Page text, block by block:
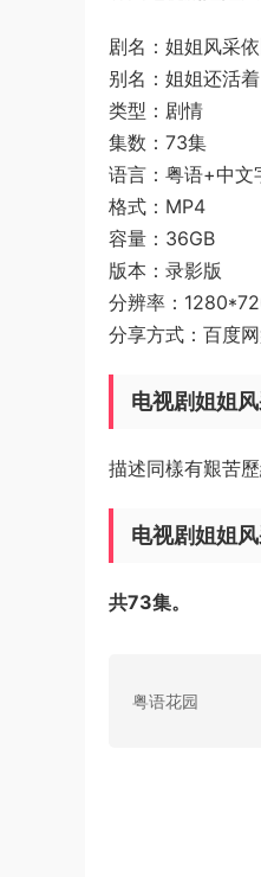
剧名：姐姐风采
别名：姐姐还活
类型：剧情
集数：73集
语言：粤语+中文
格式：MP4
容量：36GB
版本：录影版
分辨率：
分享方式：百度
电视剧姐姐
描述同樣有艱苦
电视剧姐姐
共73集。
粤语花园